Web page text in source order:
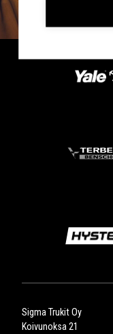
Sigma Trukit Oy
Koivunoksa 21